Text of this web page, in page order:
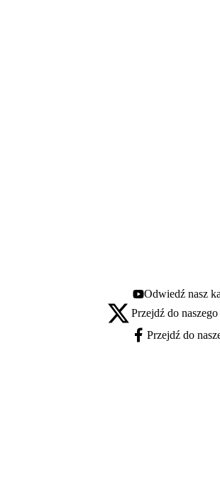
Youtube - otwiera się w
Odwiedź nasz
X - otwiera się w nowej karcie
Przejdź do
Facebook - otwiera się w
Przejdź do